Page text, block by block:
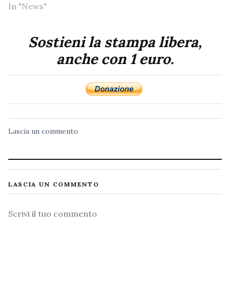
In "News"
Sostieni la stampa libera,
anche con 1 euro.
Lascia un commento
LASCIA UN COMMENTO
Commento